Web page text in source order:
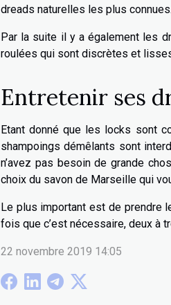
dreads naturelles les plus connues.
Par la suite il y a également les
roulées qui sont discrètes et
Entretenir ses
Etant donné que les locks sont
shampoings démêlants sont
n’avez pas besoin de grande
choix du savon de Marseille qui
Le plus important est de prendre
fois que c’est nécessaire, deux à
22 novembre 2019 14:05